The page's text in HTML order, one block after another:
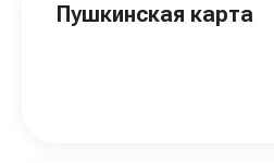
Пушкинская карта